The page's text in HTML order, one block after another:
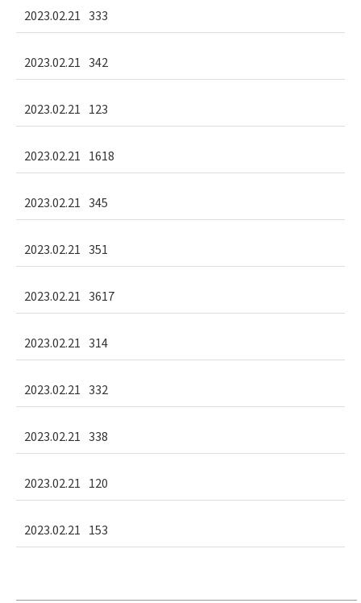
2023.02.21 333
2023.02.21 342
2023.02.21 123
2023.02.21 1618
2023.02.21 345
2023.02.21 351
2023.02.21 3617
2023.02.21 314
2023.02.21 332
2023.02.21 338
2023.02.21 120
2023.02.21 153